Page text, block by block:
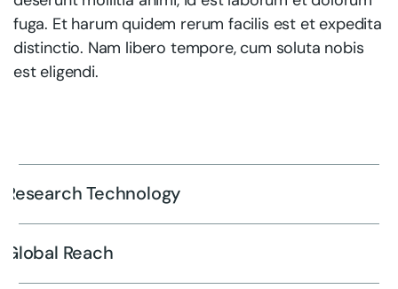
fuga. Et harum quidem rerum facilis est et expedita
distinctio. Nam libero tempore, cum soluta nobis
est eligendi.
Research Technology
Global Reach